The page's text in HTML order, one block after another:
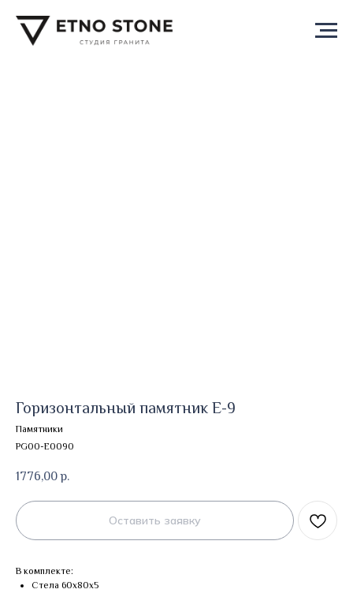
Горизонтальный памятник Е-9
Памятники
PG00-E0090
1776,00 р.
Оставить заявку
В комплекте:
Стела 60х80х5